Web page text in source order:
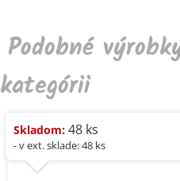
Podobné
kategórii
Skladom: 48 ks
- v ext. sklade: 48 ks